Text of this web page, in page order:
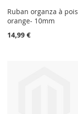
Ruban organza à pois
orange- 10mm
14,99 €